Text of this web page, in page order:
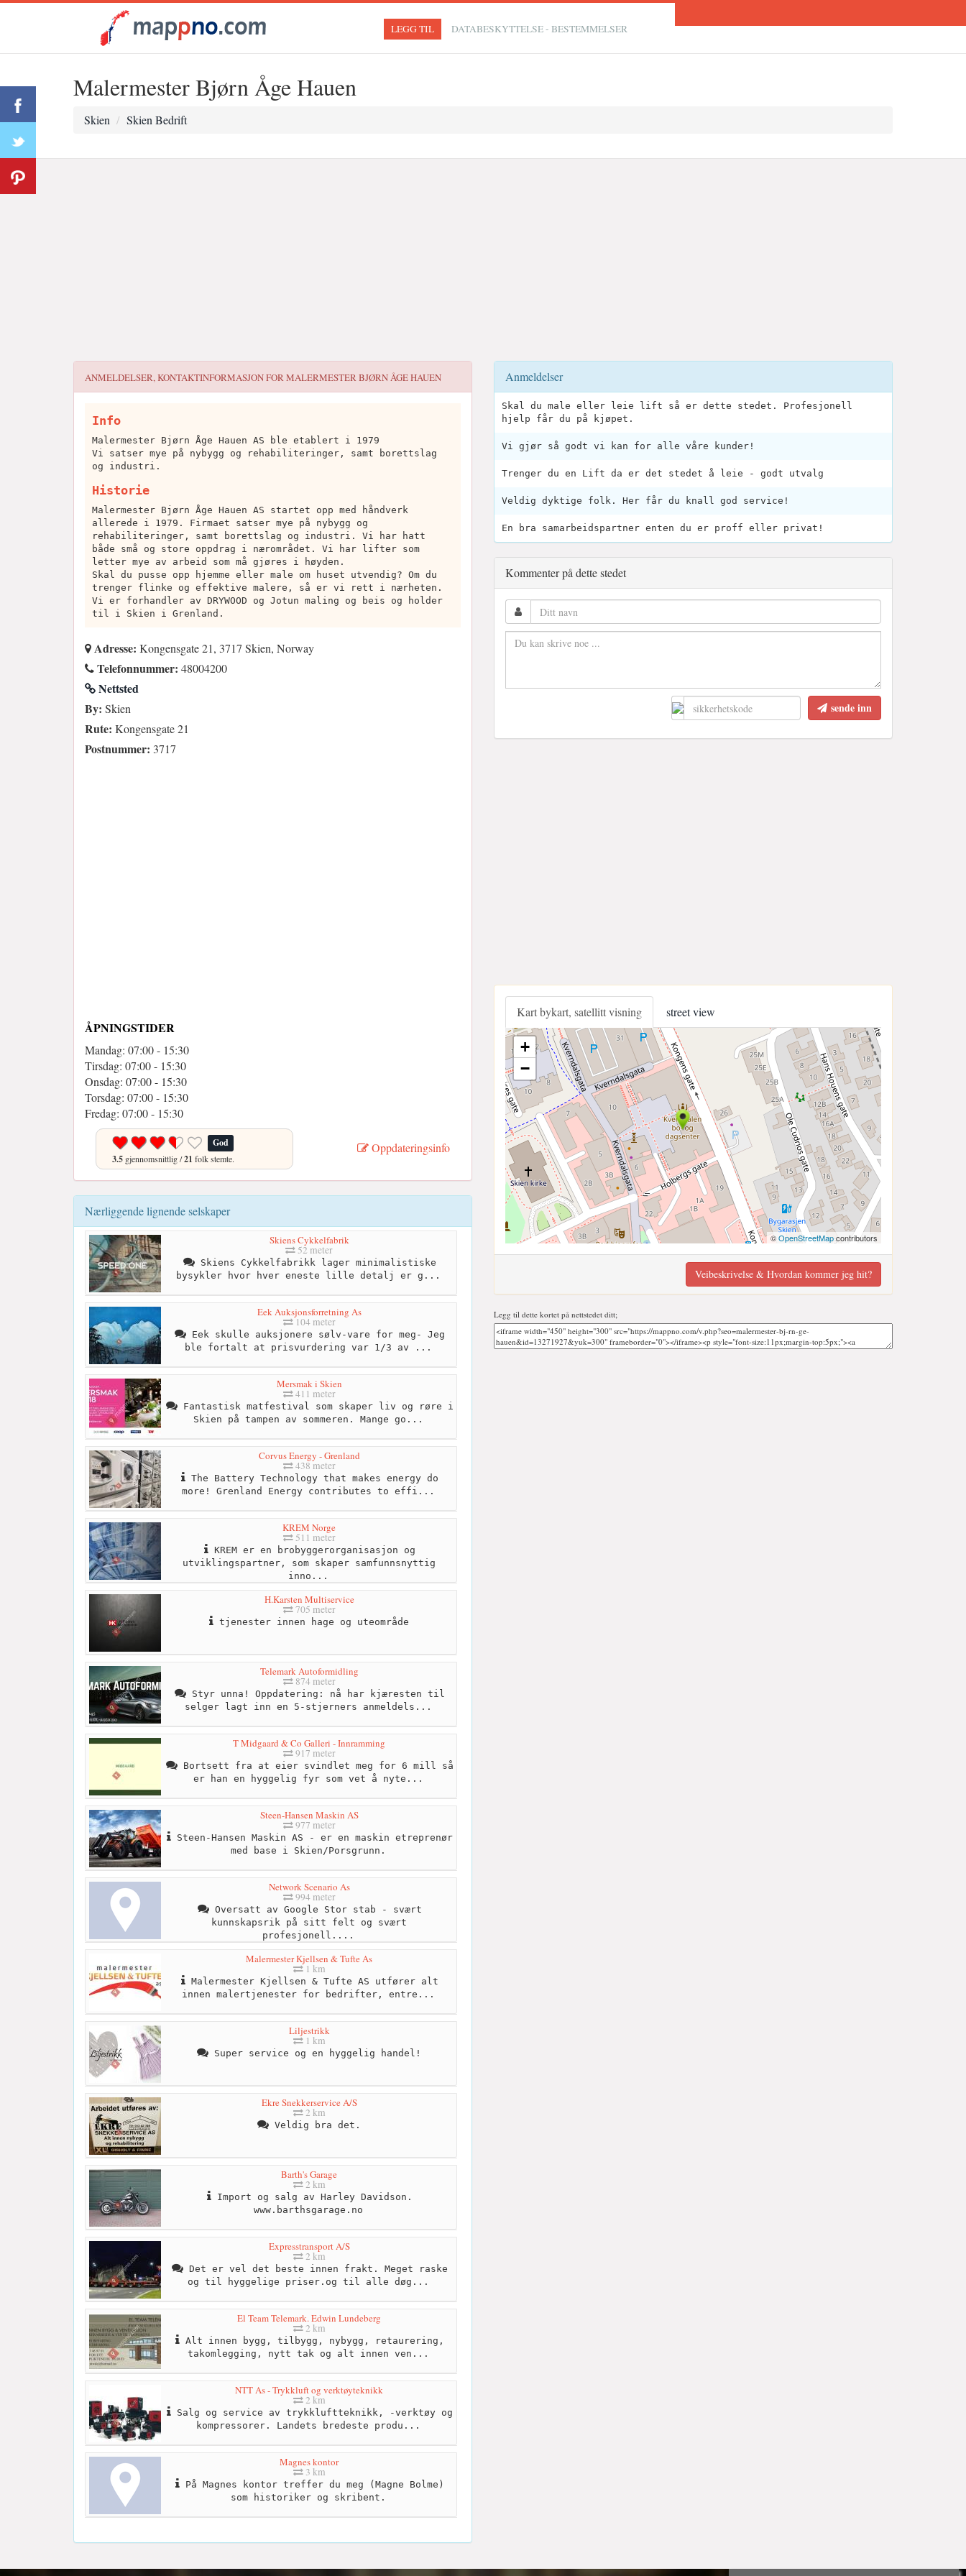
LEGG TIL DATABESKYTTELSE - BESTEMMELSER
Malermester Bjørn Åge Hauen
Skien Skien Bedrift
ANMELDELSER, KONTAKTINFORMASJON FORMALERMESTER BJØRN ÅGE HAUEN
Info
Malermester Bjørn Åge Hauen AS ble etablert i 1979
Vi satser mye på nybygg og rehabiliteringer, samt borettslag
og industri.
Historie
Malermester Bjørn Åge Hauen AS startet opp med håndverk
allerede i 1979. Firmaet satser mye på nybygg og
rehabiliteringer, samt borettslag og industri. Vi har hatt
både små og store oppdrag i nærområdet. Vi har lifter som
letter mye av arbeid som må gjøres i høyden.
Skal du pusse opp hjemme eller male om huset utvendig? Om du
trenger flinke og effektive malere, så er vi rett i nærheten.
Vi er forhandler av DRYWOOD og Jotun maling og beis og holder
til i Skien i Grenland.
Adresse: Kongensgate 21, 3717 Skien, Norway
Telefonnummer: 48004200
Nettsted
By: Skien
Rute: Kongensgate 21
Postnummer: 3717
ÅPNINGSTIDER
Mandag: 07:00 - 15:30
Tirsdag: 07:00 - 15:30
Onsdag: 07:00 - 15:30
Torsdag: 07:00 - 15:30
Fredag: 07:00 - 15:30
God
3.5 gjennomsnittlig /21 folk stemte.
Oppdateringsinfo
Nærliggende lignende selskaper
Skiens Cykkelfabrik
52 meter
Skiens Cykkelfabrikk lager minimalistiske
bysykler hvor hver eneste lille detalj er g...
Eek Auksjonsforretning As
104 meter
Eek skulle auksjonere sølv-vare for meg- Jeg
ble fortalt at prisvurdering var 1/3 av ...
Mersmak i Skien
411 meter
Fantastisk matfestival som skaper liv og røre i
Skien på tampen av sommeren. Mange go...
Corvus Energy - Grenland
438 meter
The Battery Technology that makes energy do
more! Grenland Energy contributes to effi...
KREM Norge
511 meter
KREM er en brobyggerorganisasjon og
utviklingspartner, som skaper samfunnsnyttig
inno...
H.Karsten Multiservice
705 meter
tjenester innen hage og uteområde
Telemark Autoformidling
874 meter
Styr unna! Oppdatering: nå har kjæresten til
selger lagt inn en 5-stjerners anmeldels...
T Midgaard & Co Galleri - Innramming
917 meter
Bortsett fra at eier svindlet meg for 6 mill så
er han en hyggelig fyr som vet å nyte...
Steen-Hansen Maskin AS
977 meter
Steen-Hansen Maskin AS - er en maskin etreprenør
med base i Skien/Porsgrunn.
Network Scenario As
994 meter
Oversatt av Google Stor stab - svært
kunnskapsrik på sitt felt og svært
profesjonell....
Malermester Kjellsen & Tufte As
1 km
Malermester Kjellsen & Tufte AS utfører alt
innen malertjenester for bedrifter, entre...
Liljestrikk
1 km
Super service og en hyggelig handel!
Ekre Snekkerservice A/S
2 km
Veldig bra det.
Barth's Garage
2 km
Import og salg av Harley Davidson.
www.barthsgarage.no
Expresstransport A/S
2 km
Det er vel det beste innen frakt. Meget raske
og til hyggelige priser.og til alle døg...
El Team Telemark. Edwin Lundeberg
2 km
Alt innen bygg, tilbygg, nybygg, retaurering,
takomlegging, nytt tak og alt innen ven...
NTT As - Trykkluft og verktøyteknikk
2 km
Salg og service av trykkluftteknikk, -verktøy og
kompressorer. Landets bredeste produ...
Magnes kontor
3 km
På Magnes kontor treffer du meg (Magne Bolme)
som historiker og skribent.
Anmeldelser
Skal du male eller leie lift så er dette stedet. Profesjonell
hjelp får du på kjøpet.
Vi gjør så godt vi kan for alle våre kunder!
Trenger du en Lift da er det stedet å leie - godt utvalg
Veldig dyktige folk. Her får du knall god service!
En bra samarbeidspartner enten du er proff eller privat!
Kommenter på dette stedet
sende inn
Kart bykart, satellitt visning street view
+
−
©OpenStreetMapcontributors
Veibeskrivelse & Hvordan kommer jeg hit?
Legg til dette kortet på nettstedet ditt;